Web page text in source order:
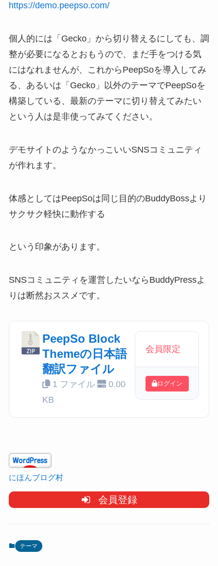
https://demo.peepso.com/
個人的には「Gecko」から切り替えるにしても、調
整が必要になるとおもうので、まだ手をつける気
にはなれませんが、これからPeepSoを導入してみ
る、あるいは「Gecko」以外のテーマでPeepSoを
構築している、最新のテーマに切り替えてみたい
という人は是非使ってみてください。
デモサイトのようなかっこいいSNSコミュニティ
が作れます。
体感としてはPeepSoは同じ目的のBuddyBossより
サクサク軽快に動作する
という印象があります。
SNSコミュニティを運営したいならBuddyPressよ
りは断然おススメです。
PeepSo Block
Themeの日本語
翻訳ファイル
1 ファイル
0.00
KB
会員限定
ログイン
にほんブログ村
会員登録
テーマ